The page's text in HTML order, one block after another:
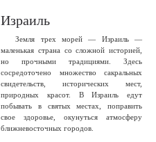
Израиль
Земля трех морей — Израиль —
маленькая страна со сложной историей,
но прочными традициями. Здесь
сосредоточено множество сакральных
свидетельств, исторических мест,
природных красот. В Израиль едут
побывать в святых местах, поправить
свое здоровье, окунуться атмосферу
ближневосточных городов.